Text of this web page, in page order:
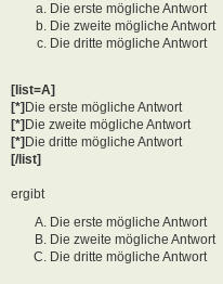
Die erste mögliche Antwort
Die zweite mögliche Antwort
Die dritte mögliche Antwort
[list=A]
[*] Die erste mögliche Antwort
[*] Die zweite mögliche Antwort
[*] Die dritte mögliche Antwort
[/list]
ergibt
Die erste mögliche Antwort
Die zweite mögliche Antwort
Die dritte mögliche Antwort